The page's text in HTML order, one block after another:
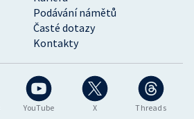
YouTube X Threads
Podávání námětů
Časté dotazy
Kontakty